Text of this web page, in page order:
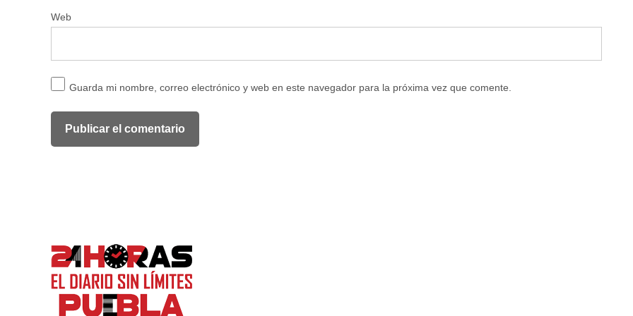
Web
Guarda mi nombre, correo electrónico y web en este navegador para la próxima vez que comente.